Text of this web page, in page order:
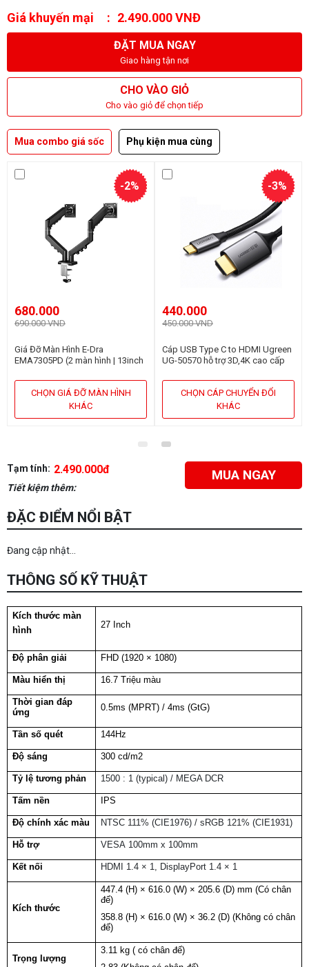
Giá khuyến mại
2.490.000 VNĐ
ĐẶT MUA NGAY
Giao hàng tận nơi
CHO VÀO GIỎ
Cho vào giỏ để chọn tiếp
Mua combo giá sốc Phụ kiện mua cùng
680.000
690.000 VND
-2%
Giá Đỡ Màn Hình E-Dra
EMA7305PD (2 màn hình | 13inch
CHỌN GIÁ ĐỠ MÀN HÌNH
KHÁC
440.000
450.000 VND
-3%
Cáp USB Type C to HDMI Ugreen
UG-50570 hỗ trợ 3D,4K cao cấp
CHỌN CÁP CHUYỂN ĐỔI
KHÁC
Tạm tính: 2.490.000đ
Tiết kiệm thêm:
MUA NGAY
ĐẶC ĐIỂM NỔI BẬT
Đang cập nhật...
THÔNG SỐ KỸ THUẬT
Kích thước màn
hình
27 Inch
Độ phân giải FHD (1920 × 1080)
Màu hiển thị 16.7 Triệu màu
Thời gian đáp
ứng
0.5ms (MPRT) / 4ms (GtG)
Tần số quét 144Hz
Độ sáng 300 cd/m2
Tỷ lệ tương phản 1500 : 1 (typical) / MEGA DCR
Tấm nền IPS
Độ chính xác màu NTSC 111% (CIE1976) / sRGB 121% (CIE1931)
Hỗ trợ VESA 100mm x 100mm
Kết nối HDMI 1.4 × 1, DisplayPort 1.4 × 1
Kích thước
447.4 (H) × 616.0 (W) × 205.6 (D) mm (Có chân
đế)
358.8 (H) × 616.0 (W) × 36.2 (D) (Không có chân
đế)
Trọng lượng
3.11 kg ( có chân đế)